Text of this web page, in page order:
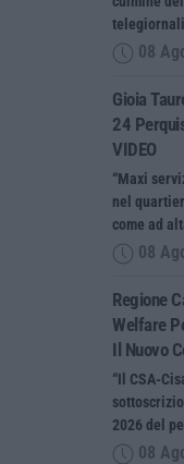
08
Gioia
24
VIDEO
“Maxi
nel
come ad
08
Regione
Welfare
Il Nuovo
“Il CSA-
2026 del
08